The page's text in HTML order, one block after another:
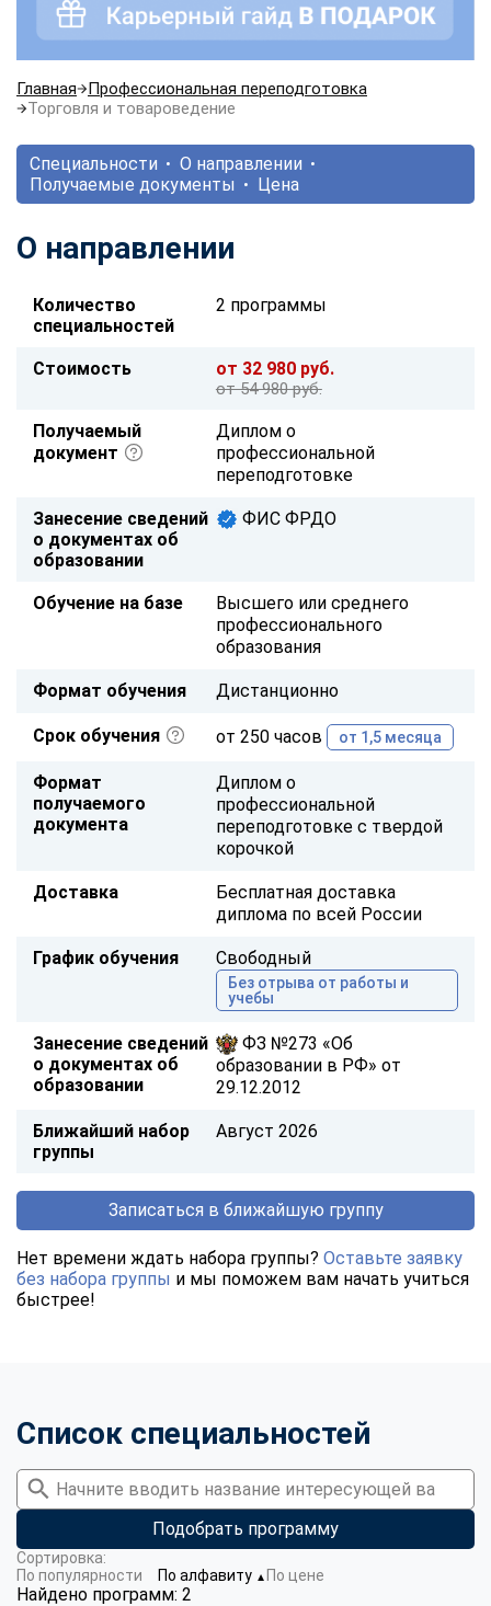
Главная
Профессиональная переподготовка
Торговля и товароведение
Специальности
О направлении
Получаемые документы
Цена
О направлении
Количество
специальностей
2 программы
Стоимость от 32 980 руб.
от 54 980 руб.
Получаемый
документ
Диплом о
профессиональной
переподготовке
Занесение сведений
о документах об
образовании
ФИС ФРДО
Обучение на базе
Высшего или среднего
профессионального
образования
Формат обучения Дистанционно
Срок обучения от 250 часов от 1,5 месяца
Формат
получаемого
документа
Диплом о
профессиональной
переподготовке с твердой
корочкой
Доставка
Бесплатная доставка
диплома по всей России
График обучения Свободный
Без отрыва от работы и
учебы
Занесение сведений
о документах об
образовании
ФЗ №273 «Об
образовании в РФ» от
29.12.2012
Ближайший набор
группы
Август 2026
Записаться в ближайшую группу
Нет времени ждать набора группы? Оставьте заявку
без набора группы и мы поможем вам начать учиться
быстрее!
Список специальностей
Подобрать программу
Найдено программ: 2
Сортировка:
По популярности
По алфавиту ▼ По цене